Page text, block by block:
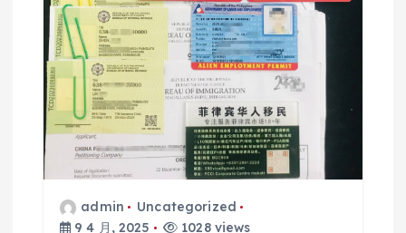
admin
Uncategorized
9 4 月, 2025
1028 views